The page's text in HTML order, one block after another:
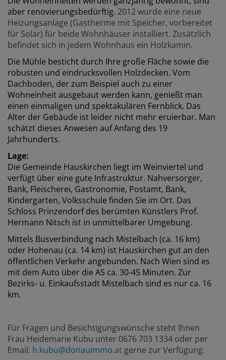
aber renovierungsbedürftig. 2012 wurde eine neue
Heizungsanlage (Gastherme mit Speicher, vorbereitet
für Solar) für beide Wohnhäuser installiert. Zusätzlich
befindet sich in jedem Wohnhaus ein Holzkamin.
Die Mühle besticht durch Ihre große Fläche sowie die
robusten und eindrucksvollen Holzdecken. Vom
Dachboden, der zum Beispiel auch zu einer
Wohneinheit ausgebaut werden kann, genießt man
einen einmaligen und spektakulären Fernblick. Das
Alter der Gebäude ist leider nicht mehr eruierbar. Man
schätzt dieses Anwesen auf Anfang des 19
Jahrhunderts.
Lage:
Die Gemeinde Hauskirchen liegt im Weinviertel und
verfügt über eine gute Infrastruktur. Nahversorger,
Bank, Fleischerei, Gastronomie, Postamt, Bank,
Kindergarten, Volksschule finden Sie im Ort. Das
Schloss Prinzendorf des berümten Künstlers Prof.
Hermann Nitsch ist in unmittelbarer Umgebung.
Mittels Busverbindung nach Mistelbach (ca. 16 km)
oder Hohenau (ca. 14 km) ist Hauskirchen gut an den
öffentlichen Verkehr angebunden. Nach Wien sind es
mit dem Auto über die A5 ca. 30-45 Minuten. Zur
Bezirks- u. Einkaufsstadt Mistelbach sind es nur ca. 16
km.
Für Fragen und Besichtigungswünsche steht Ihnen
Frau Heidemarie Kubu unter 0676 703 1334 oder per
Email: h.kubu@donauimmo.at gerne zur Verfügung.